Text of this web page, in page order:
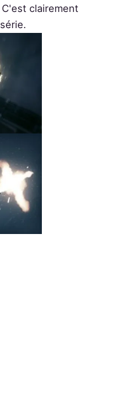
clairement